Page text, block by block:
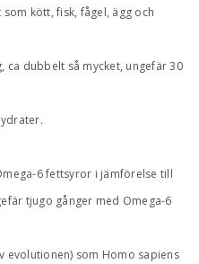
kött, fisk, fågel, ägg och
ca dubbelt så mycket, ungefär 30
6 fettsyror i jämförelse till
tjugo gånger med Omega-6
evolutionen) som Homo sapiens